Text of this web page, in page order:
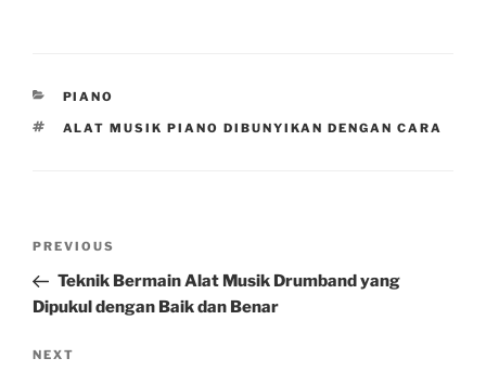
CATEGORIES
PIANO
TAGS
ALAT MUSIK PIANO DIBUNYIKAN DENGAN CARA
Previous
Post
PREVIOUS
Teknik Bermain Alat Musik Drumband yang
Dipukul dengan Baik dan Benar
Next
NEXT